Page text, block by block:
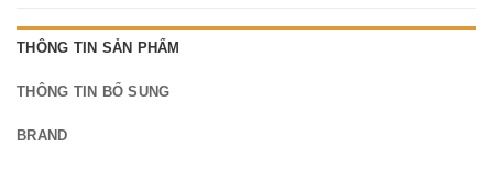
THÔNG TIN SẢN PHẨM
THÔNG TIN BỔ SUNG
BRAND